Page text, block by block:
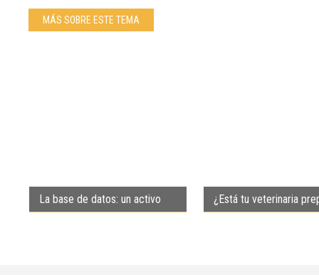
MÁS SOBRE ESTE TEMA
La base de datos: un activo
¿Está tu veterinaria